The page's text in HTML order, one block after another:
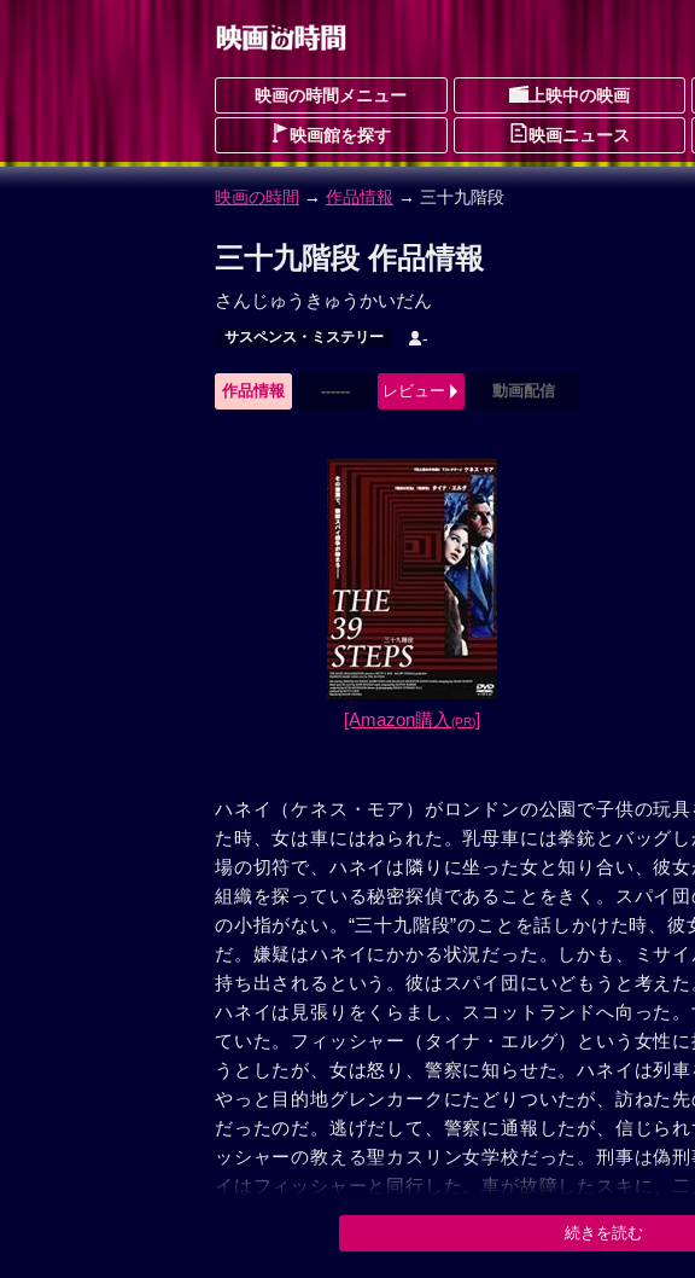
映画の時間メニュー 上映中の映画
映画館を探す 映画ニュース
映画の時間 → 作品情報 → 三十九階段
三十九階段 作品情報
さんじゅうきゅうかいだん
サスペンス・ミステリー -
作品情報 ------ レビュー 動画配信
[Amazon購入(PR)]
ハネイ（ケネス・モア）がロンドンの公園で子供の玩
た時、女は車にはねられた。乳母車には拳銃とバッグ
場の切符で、ハネイは隣りに坐った女と知り合い、彼
組織を探っている秘密探偵であることをきく。スパイ
の小指がない。“三十九階段”のことを話しかけた時、
だ。嫌疑はハネイにかかる状況だった。しかも、ミサ
持ち出されるという。彼はスパイ団にいどもうと考え
ハネイは見張りをくらまし、スコットランドへ向った
ていた。フィッシャー（タイナ・エルグ）という女性
うとしたが、女は怒り、警察に知らせた。ハネイは列
やっと目的地グレンカークにたどりついたが、訪ねた
だったのだ。逃げだして、警察に通報したが、信じら
ッシャーの教える聖カスリン女学校だった。刑事は偽
イはフィッシャーと同行した。車が故障したスキに、
人は夫婦として野原の旅館に泊った。フィッシャーは
てスパイ団の仕業と悟った。二人は翌朝ロンドンへ急
続きを読む